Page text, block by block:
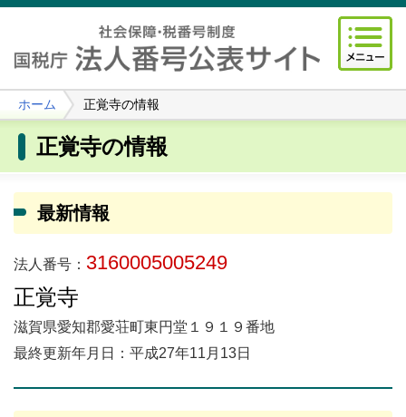
ホーム 正覚寺の情報
正覚寺の情報
最新情報
法人番号： 3160005005249
正覚寺
滋賀県愛知郡愛荘町東円堂１９１９番地
最終更新年月日：平成27年11月13日